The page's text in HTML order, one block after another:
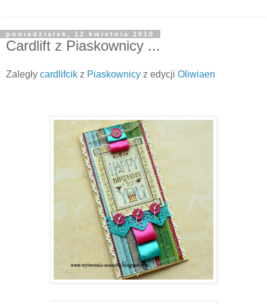
poniedziałek, 12 kwietnia 2010
Cardlift z Piaskownicy ...
Zaległy cardlifcik z Piaskownicy z edycji Oliwiaen